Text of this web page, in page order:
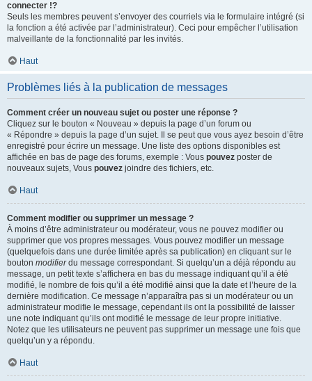
connecter !?
Seuls les membres peuvent s’envoyer des courriels via le formulaire intégré (si
la fonction a été activée par l’administrateur). Ceci pour empêcher l’utilisation
malveillante de la fonctionnalité par les invités.
Haut
Problèmes liés à la publication de messages
Comment créer un nouveau sujet ou poster une réponse ?
Cliquez sur le bouton « Nouveau » depuis la page d’un forum ou
« Répondre » depuis la page d’un sujet. Il se peut que vous ayez besoin d’être
enregistré pour écrire un message. Une liste des options disponibles est
affichée en bas de page des forums, exemple : Vous pouvez poster de
nouveaux sujets, Vous pouvez joindre des fichiers, etc.
Haut
Comment modifier ou supprimer un message ?
À moins d’être administrateur ou modérateur, vous ne pouvez modifier ou
supprimer que vos propres messages. Vous pouvez modifier un message
(quelquefois dans une durée limitée après sa publication) en cliquant sur le
bouton modifierdu message correspondant. Si quelqu’un a déjà répondu au
message, un petit texte s’affichera en bas du message indiquant qu’il a été
modifié, le nombre de fois qu’il a été modifié ainsi que la date et l’heure de la
dernière modification. Ce message n’apparaîtra pas si un modérateur ou un
administrateur modifie le message, cependant ils ont la possibilité de laisser
une note indiquant qu’ils ont modifié le message de leur propre initiative.
Notez que les utilisateurs ne peuvent pas supprimer un message une fois que
quelqu’un y a répondu.
Haut